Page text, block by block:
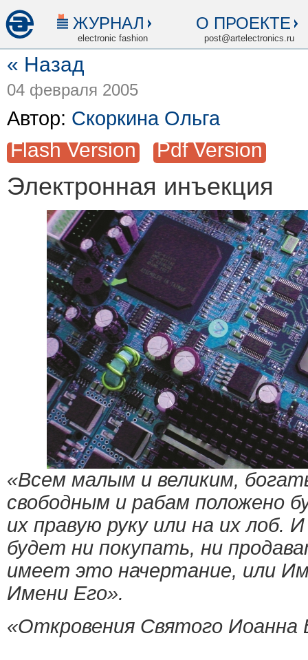
ЖУРНАЛ
electronic fashion
О ПРОЕКТЕ
post@artelectronics.ru
« Назад
04 февраля 2005
Автор: Скоркина Ольга
Flash Version Pdf Version
Электронная инъекция
«Всем малым и великим,
свободным и рабам положено
их правую руку или на их лоб.
будет ни покупать, ни
имеет это начертание, или
Имени Его».
«Откровения Святого Иоанна